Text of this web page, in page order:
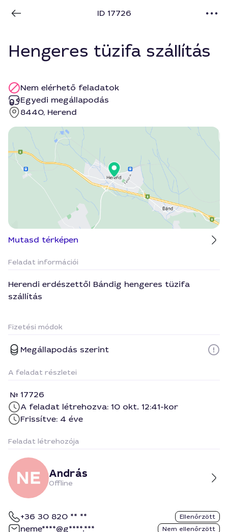
ID 17726
Hengeres tüzifa szállítás
Nem elérhető feladatok
Egyedi megállapodás
8440, Herend
Mutasd térképen
Feladat információi
Herendi erdészettől Bándig hengeres tüzifa
szállítás
Fizetési módok
Megállapodás szerint
A feladat részletei
17726
A feladat létrehozva: 10 okt. 12:41-kor
Frissítve: 4 éve
Feladat létrehozója
András
Offline
+36 30 820 ** ** Ellenőrzött
neme****@g****.*** Nem ellenőrzött